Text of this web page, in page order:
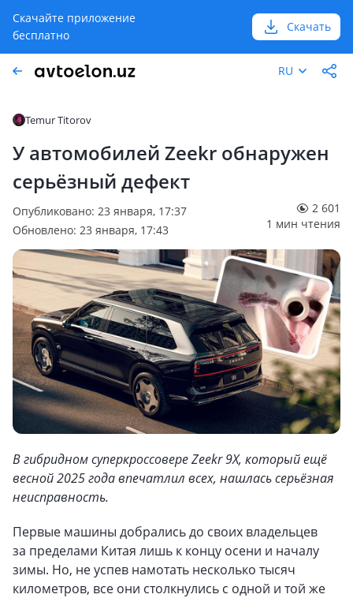
Скачайте приложение
бесплатно
Скачать
RU
Temur Titorov
У автомобилей Zeekr обнаружен
серьёзный дефект
Опубликовано: 23 января, 17:37
Обновлено: 23 января, 17:43
2 601
1 мин чтения
В гибридном суперкроссовере Zeekr 9X, который ещё
весной 2025 года впечатлил всех, нашлась серьёзная
неисправность.
Первые машины добрались до своих владельцев
за пределами Китая лишь к концу осени и началу
зимы. Но, не успев намотать несколько тысяч
километров, все они столкнулись с одной и той же